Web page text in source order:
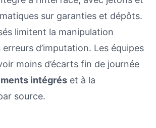
sur garanties et dépôts.
limitent la manipulation
d’imputation. Les équipes
moins d’écarts fin de journée
intégrés et à la
source.